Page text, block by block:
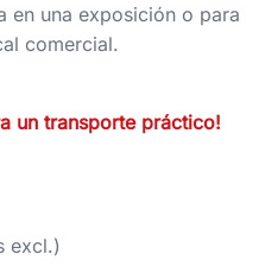
en una exposición o para
comercial.
un transporte práctico!
excl.)